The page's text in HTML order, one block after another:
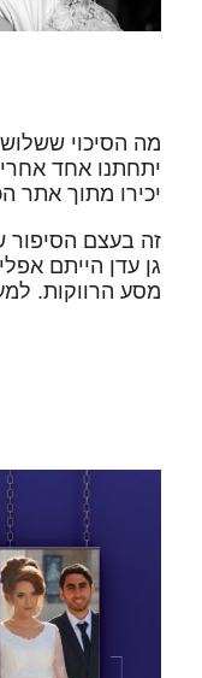
מה הסיכוי
יתחתנו אחד
יכירו מתוך אתר
זה בעצם
גן עדן הייתם
מסע הרווקות.